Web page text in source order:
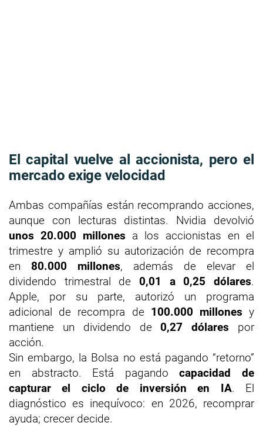
El capital vuelve al accionista, pero el
mercado exige velocidad
Ambas compañías están recomprando acciones,
aunque con lecturas distintas. Nvidia devolvió
unos 20.000 millones a los accionistas en el
trimestre y amplió su autorización de recompra
en 80.000 millones, además de elevar el
dividendo trimestral de 0,01 a 0,25 dólares.
Apple, por su parte, autorizó un programa
adicional de recompra de 100.000 millones y
mantiene un dividendo de0,27 dólares por
acción.
Sin embargo, la Bolsa no está pagando “retorno”
en abstracto. Está pagandocapacidad de
capturar el ciclo de inversión en IA. El
diagnóstico es inequívoco: en 2026, recomprar
ayuda; crecer decide.